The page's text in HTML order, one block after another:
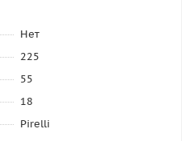
Нет
225
55
18
Pirelli